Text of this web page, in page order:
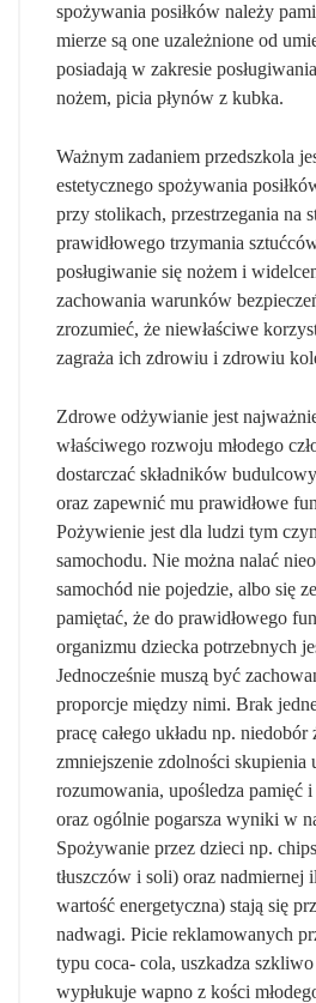
spożywania posiłków należy
mierze są one uzależnione od
posiadają w zakresie
nożem, picia płynów z kubka.
Ważnym zadaniem przedszkola
estetycznego spożywania
przy stolikach, przestrzegania na
prawidłowego trzymania
posługiwanie się nożem i
zachowania warunków
zrozumieć, że niewłaściwe
zagraża ich zdrowiu i zdrowiu
Zdrowe odżywianie jest
właściwego rozwoju młodego
dostarczać składników
oraz zapewnić mu prawidłowe
Pożywienie jest dla ludzi tym
samochodu. Nie można nalać
samochód nie pojedzie, albo się
pamiętać, że do prawidłowego
organizmu dziecka potrzebnych
Jednocześnie muszą być
proporcje między nimi. Brak
pracę całego układu np.
zmniejszenie zdolności skupienia
rozumowania, upośledza pamięć
oraz ogólnie pogarsza wyniki w
Spożywanie przez dzieci np.
tłuszczów i soli) oraz nadmiernej
wartość energetyczna) stają się
nadwagi. Picie reklamowanych
typu coca- cola, uszkadza
wypłukuje wapno z kości